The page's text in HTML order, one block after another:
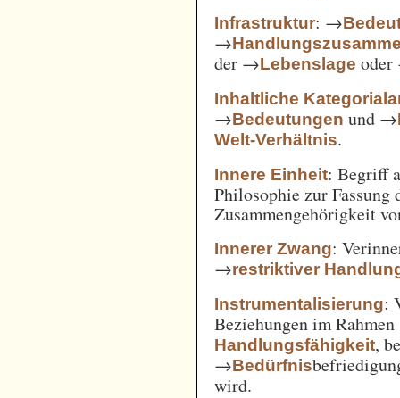
Infrastruktur: →
→
der →Lebenslage
Inhaltliche
→Bedeutungen und →
Welt-Verhältnis.
Innere Einheit: Begriff
Philosophie zur
Zusammengehörigkeit
Innerer Zwang:
→restriktiver
Instrumentalisierung:
Beziehungen im
Handlungsfähigkeit,
→Bedürfnis
wird.